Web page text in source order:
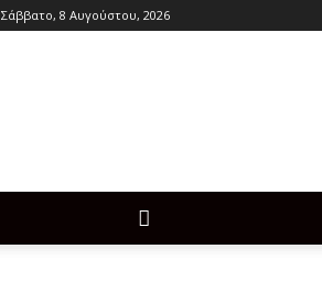
Σάββατο, 8 Αυγούστου, 2026